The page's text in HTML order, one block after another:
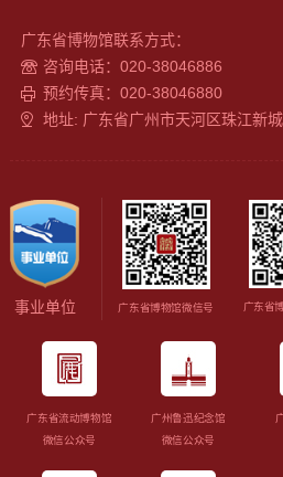
广东省博物馆联系方式：
咨询电话：020-38046886
预约传真：020-38046880
地址: 广东省广州市天河区珠江新
事业单位 广东省博物馆微信号
广东省流动博物馆
微信公众号
广州鲁迅纪念馆
微信公众号